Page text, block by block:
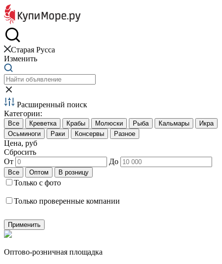
Старая Русса
Изменить
Расширенный поиск
Категории:
Цена, руб
Сбросить
От
До
Только с фото
Только проверенные компании
Оптово-розничная площадка